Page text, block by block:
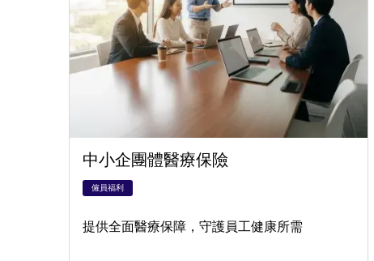
中小企團體醫療保險
僱員福利
提供全面醫療保障，守護員工健康所需